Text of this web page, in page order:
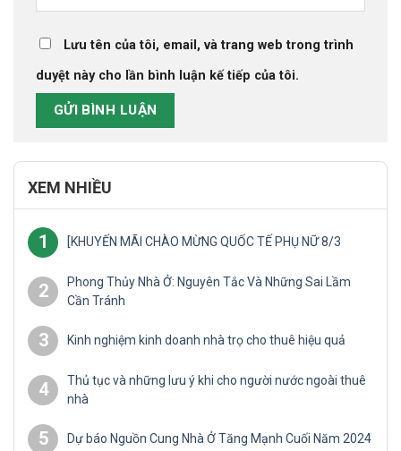
Lưu tên của tôi, email, và trang web trong trình
duyệt này cho lần bình luận kế tiếp của tôi.
XEM NHIỀU
1 [KHUYẾN MÃI CHÀO MỪNG QUỐC TẾ PHỤ NỮ 8/3
2
Phong Thủy Nhà Ở: Nguyên Tắc Và Những Sai Lầm
Cần Tránh
3 Kinh nghiệm kinh doanh nhà trọ cho thuê hiệu quả
4
Thủ tục và những lưu ý khi cho người nước ngoài thuê
nhà
5 Dự báo Nguồn Cung Nhà Ở Tăng Mạnh Cuối Năm 2024